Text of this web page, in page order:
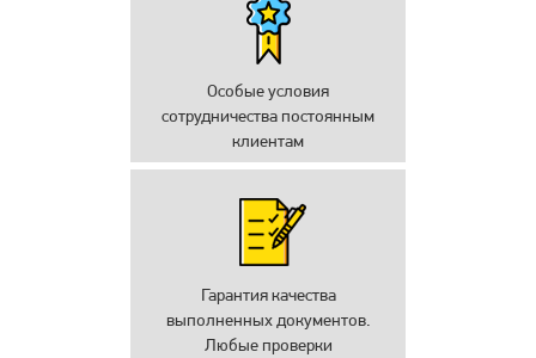
Особые условия
сотрудничества постоянным
клиентам
Гарантия качества
выполненных документов.
Любые проверки